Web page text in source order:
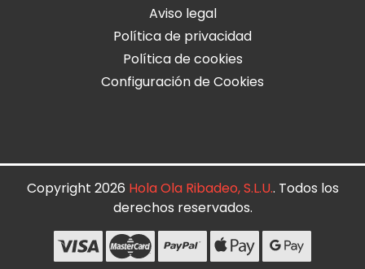
Aviso legal
Política de privacidad
Política de cookies
Configuración de Cookies
Copyright 2026 Hola Ola Ribadeo, S.L.U.. Todos los
derechos reservados.